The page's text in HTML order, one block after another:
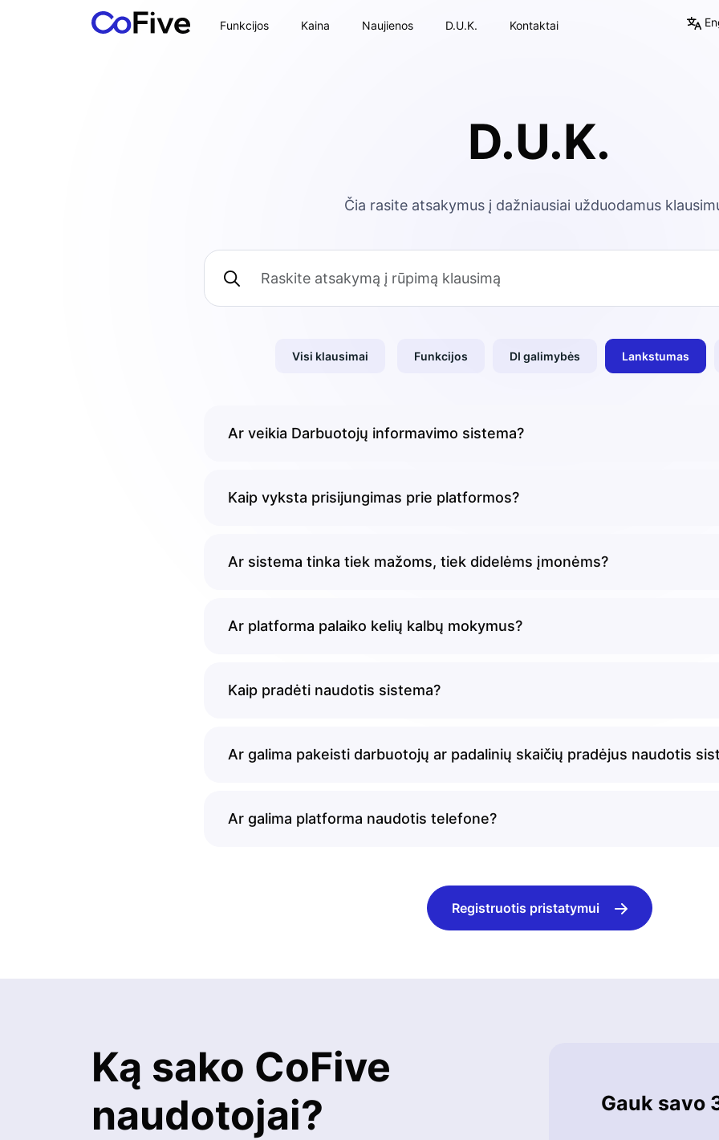
Funkcijos Kaina Naujienos D.U.K. Kontaktai
D.U.K.
Čia rasite atsakymus į dažniausiai užduodamus
Visi klausimai Funkcijos DI galimybės Lankstumas
Ar veikia Darbuotojų informavimo sistema?
Kaip vyksta prisijungimas prie platformos?
Ar sistema tinka tiek mažoms, tiek didelėms įmonėms?
Ar platforma palaiko kelių kalbų mokymus?
Kaip pradėti naudotis sistema?
Ar galima pakeisti darbuotojų ar padalinių skaičių pradėjus naudotis
Ar galima platforma naudotis telefone?
Registruotis pristatymui
Ką sako CoFive
naudotojai?
Gauk savo